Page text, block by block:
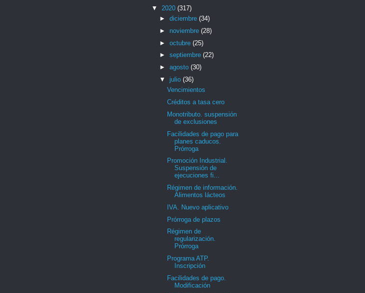
▼ 2020 (317)
► diciembre (34)
► noviembre (28)
► octubre (25)
► septiembre (22)
► agosto (30)
▼ julio (36)
Vencimientos
Créditos a tasa cero
Monotributo. suspensión
de exclusiones
Facilidades de pago para
planes caducos.
Prórroga
Promoción Industrial.
Suspensión de
ejecuciones fi...
Régimen de información.
Alimentos lácteos
IVA. Nuevo aplicativo
Prórroga de plazos
Régimen de
regularización.
Prórroga
Programa ATP.
Inscripción
Facilidades de pago.
Modificación